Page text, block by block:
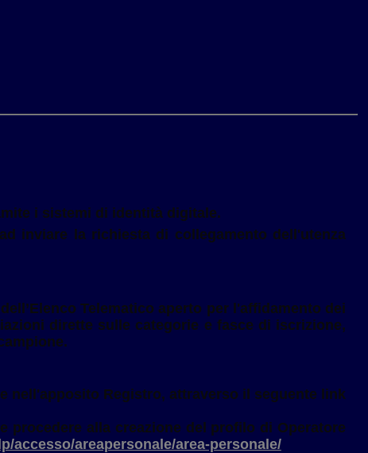
i sistemi di identità digitale.
inviare la richiesta di collegamento dell'utenza
Telematico aperto per l'affidamento dei
dirette sulle categorie e fasce di iscrizione,
nell'apposito Registro, attraverso il seguente link
procedere alla creazione del profilo di Operatore
accesso/areapersonale/area-personale/